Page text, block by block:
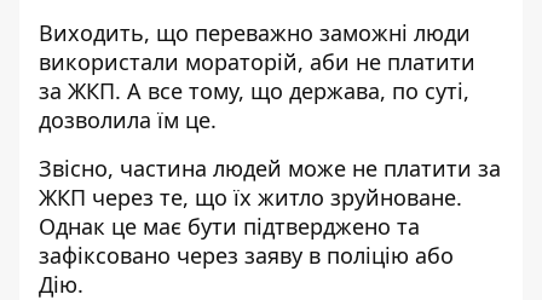
Виходить, що переважно заможні люди
використали мораторій, аби не платити
за ЖКП. А все тому, що держава, по суті,
дозволила їм це.
Звісно, частина людей може не платити за
ЖКП через те, що їх житло зруйноване.
Однак це має бути підтверджено та
зафіксовано через заяву в поліцію або
Дію.